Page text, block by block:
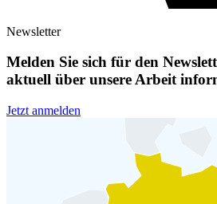
Newsletter
Melden Sie sich für den
aktuell über unsere Arbeit
Jetzt anmelden